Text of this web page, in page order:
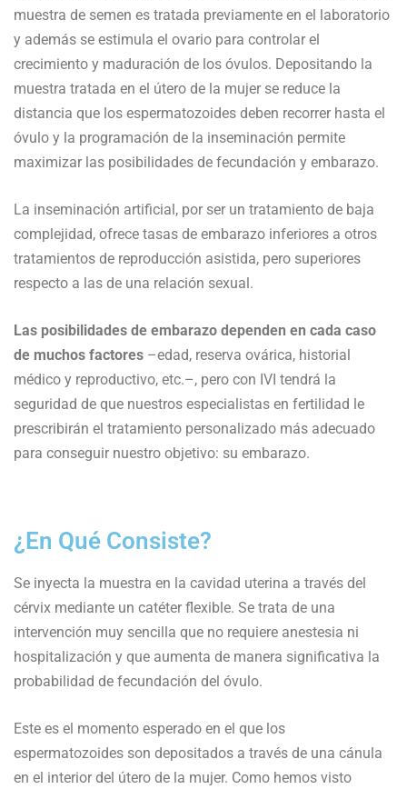
muestra de semen es tratada previamente en el laboratorio
y además se estimula el ovario para controlar el
crecimiento y maduración de los óvulos. Depositando la
muestra tratada en el útero de la mujer se reduce la
distancia que los espermatozoides deben recorrer hasta el
óvulo y la programación de la inseminación permite
maximizar las posibilidades de fecundación y embarazo.
La inseminación artificial, por ser un tratamiento de baja
complejidad, ofrece tasas de embarazo inferiores a otros
tratamientos de reproducción asistida, pero superiores
respecto a las de una relación sexual.
Las posibilidades de embarazo dependen en cada caso
de muchos factores –edad, reserva ovárica, historial
médico y reproductivo, etc.–, pero con IVI tendrá la
seguridad de que nuestros especialistas en fertilidad le
prescribirán el tratamiento personalizado más adecuado
para conseguir nuestro objetivo: su embarazo.
¿En Qué Consiste?
Se inyecta la muestra en la cavidad uterina a través del
cérvix mediante un catéter flexible. Se trata de una
intervención muy sencilla que no requiere anestesia ni
hospitalización y que aumenta de manera significativa la
probabilidad de fecundación del óvulo.
Este es el momento esperado en el que los
espermatozoides son depositados a través de una cánula
en el interior del útero de la mujer. Como hemos visto